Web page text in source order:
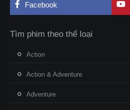
Facebook
Tìm phim theo thể loại
Action
Action & Adventure
Adventure